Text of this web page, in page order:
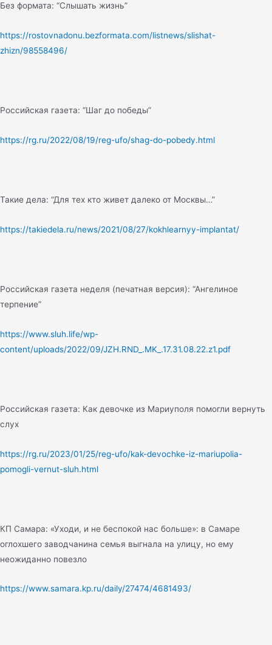
Без формата: “Слышать жизнь”
https://rostovnadonu.bezformata.com/listnews/slishat-
zhizn/98558496/
Российская газета: “Шаг до победы”
https://rg.ru/2022/08/19/reg-ufo/shag-do-pobedy.html
Такие дела: “Для тех кто живет далеко от Москвы…”
https://takiedela.ru/news/2021/08/27/kokhlearnyy-implantat/
Российская газета неделя (печатная версия): “Ангелиное
терпение”
https://www.sluh.life/wp-
content/uploads/2022/09/JZH.RND_.MK_.17.31.08.22.z1.pdf
Российская газета: Как девочке из Мариуполя помогли вернуть
слух
https://rg.ru/2023/01/25/reg-ufo/kak-devochke-iz-mariupolia-
pomogli-vernut-sluh.html
КП Самара: «Уходи, и не беспокой нас больше»: в Самаре
оглохшего заводчанина семья выгнала на улицу, но ему
неожиданно повезло
https://www.samara.kp.ru/daily/27474/4681493/